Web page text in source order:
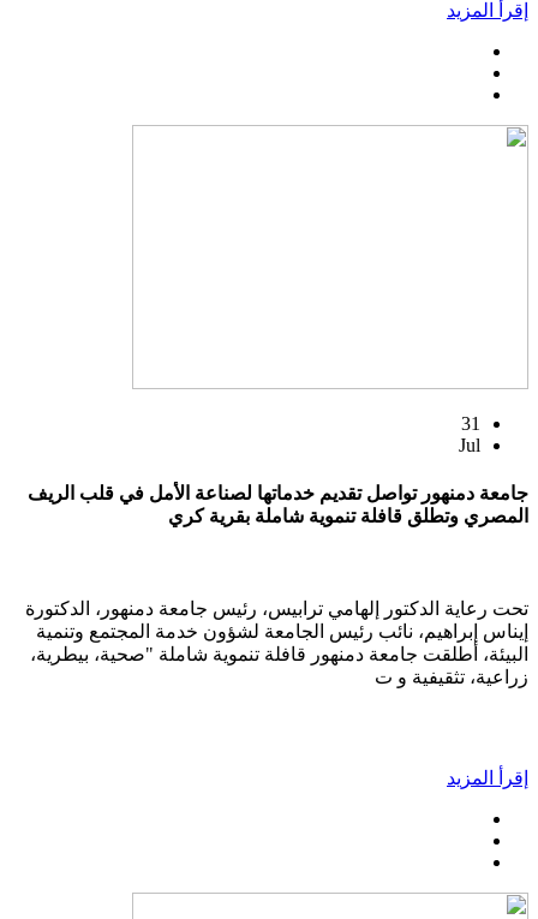
إقرأ المزيد
31
Jul
جامعة دمنهور تواصل تقديم خدماتها لصناعة الأمل في قلب الريف
المصري وتطلق قافلة تنموية شاملة بقرية كري
تحت رعاية الدكتور إلهامي ترابيس، رئيس جامعة دمنهور، الدكتورة
إيناس إبراهيم، نائب رئيس الجامعة لشؤون خدمة المجتمع وتنمية
البيئة، أطلقت جامعة دمنهور قافلة تنموية شاملة "صحية، بيطرية،
زراعية، تثقيفية و ت
إقرأ المزيد